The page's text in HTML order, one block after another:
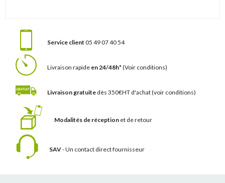
Service client 05 49 07 40 54
Livraison rapide en 24/48h*(Voir conditions)
Livraison gratuite dès 350€HT d'achat(voir conditions)
Modalités de réception et de retour
SAV- Un contact direct fournisseur